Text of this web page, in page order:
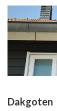
Dakgoten